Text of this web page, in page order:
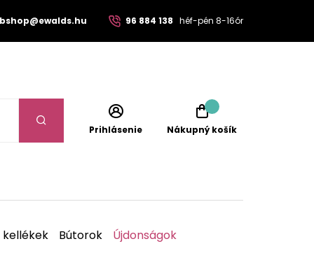
96 884 138 héf-pén 8-16ór
Prihlásenie Nákupný košík
kellékek Bútorok Újdonságok